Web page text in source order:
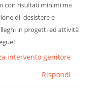
con risultati minimi ma
di desistere e
in progetti ed attività
intervento genitore
Rispondi